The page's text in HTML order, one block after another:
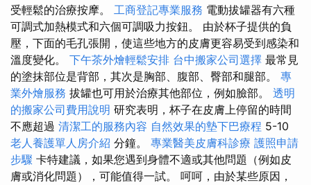
受輕鬆的治療按摩。 工商登記專業服務 電動拔罐器有六種
可調式加熱模式和六個可調吸力按鈕。 由於杯子提供的負
壓，下面的毛孔張開，使這些地方的皮膚更容易受到感染和
溫度變化。 下午茶外燴輕鬆安排 台中搬家公司選擇 最常見
的塗抹部位是背部，其次是胸部、腹部、臀部和腿部。 專
業外燴服務 拔罐也可用於治療其他部位，例如臉部。 透明
的搬家公司費用說明 研究表明，杯子在皮膚上停留的時間
不應超過 清潔工的服務內容 自然效果的墊下巴療程 5-10
老人養護單人房介紹 分鐘。 專業醫美皮膚科診療 護照申請
步驟 卡特建議，如果您遇到身體不適或其他問題（例如皮
膚或消化問題），可能值得一試。 呵呵，由於某些原因，